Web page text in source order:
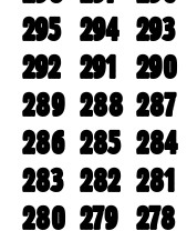
295 294 293
292 291 290
289 288 287
286 285 284
283 282 281
280 279 278